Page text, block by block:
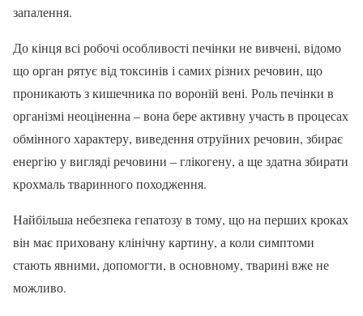
запалення.
До кінця всі робочі особливості печінки не вивчені, відомо
що орган рятує від токсинів і самих різних речовин, що
проникають з кишечника по вороній вені. Роль печінки в
організмі неоціненна – вона бере активну участь в процесах
обмінного характеру, виведення отруйних речовин, збирає
енергію у вигляді речовини – глікогену, а ще здатна збирати
крохмаль тваринного походження.
Найбільша небезпека гепатозу в тому, що на перших кроках
він має приховану клінічну картину, а коли симптоми
стають явними, допомогти, в основному, тварині вже не
можливо.